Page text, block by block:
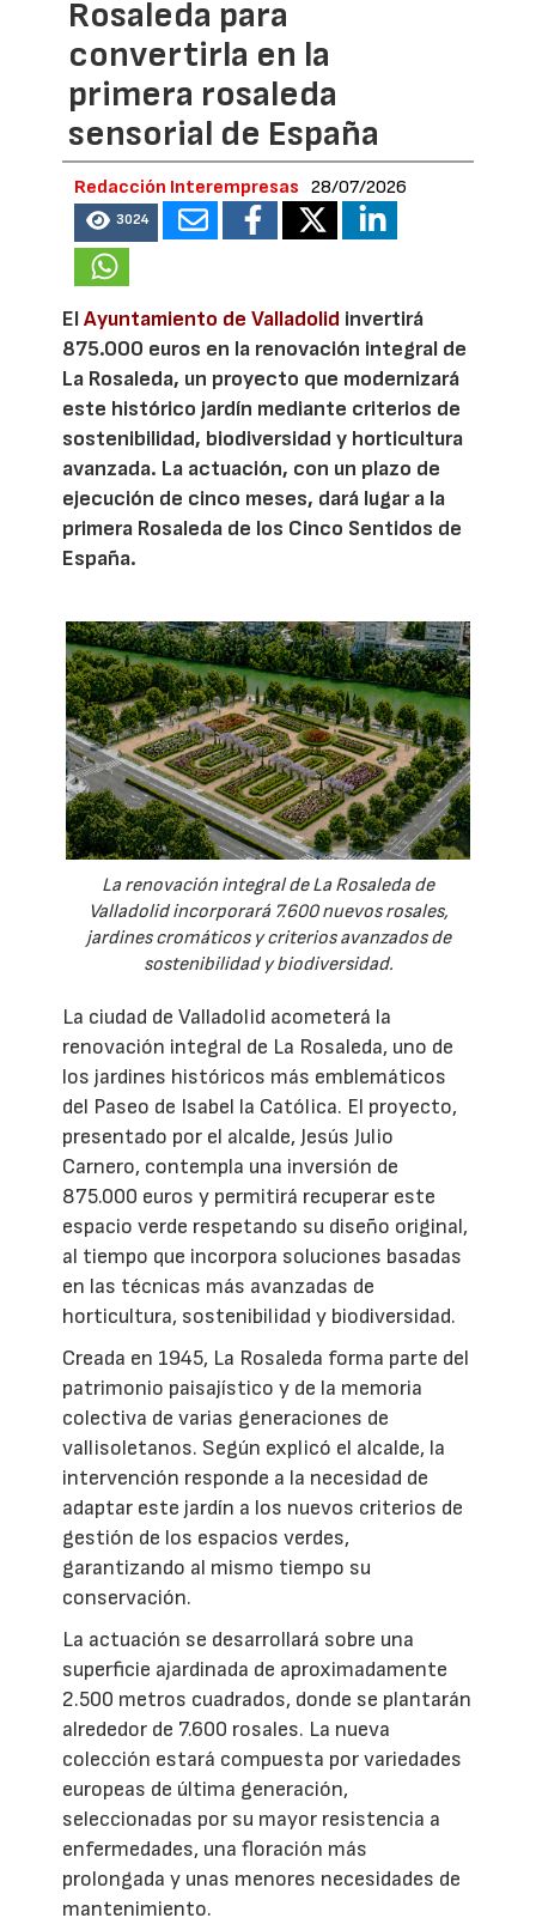
Rosaleda para
convertirla en la
primera rosaleda
sensorial de España
Redacción Interempresas 28/07/2026
3024
ElAyuntamiento de Valladolid invertirá
875.000 euros en la renovación integral de
La Rosaleda, un proyecto que modernizará
este histórico jardín mediante criterios de
sostenibilidad, biodiversidad y horticultura
avanzada. La actuación, con un plazo de
ejecución de cinco meses, dará lugar a la
primera Rosaleda de los Cinco Sentidos de
España.
La renovación integral de La Rosaleda de
Valladolid incorporará 7.600 nuevos rosales,
jardines cromáticos y criterios avanzados de
sostenibilidad y biodiversidad.
La ciudad de Valladolid acometerá la
renovación integral de La Rosaleda, uno de
los jardines históricos más emblemáticos
del Paseo de Isabel la Católica. El proyecto,
presentado por el alcalde, Jesús Julio
Carnero, contempla una inversión de
875.000 euros y permitirá recuperar este
espacio verde respetando su diseño original,
al tiempo que incorpora soluciones basadas
en las técnicas más avanzadas de
horticultura, sostenibilidad y biodiversidad.
Creada en 1945, La Rosaleda forma parte del
patrimonio paisajístico y de la memoria
colectiva de varias generaciones de
vallisoletanos. Según explicó el alcalde, la
intervención responde a la necesidad de
adaptar este jardín a los nuevos criterios de
gestión de los espacios verdes,
garantizando al mismo tiempo su
conservación.
La actuación se desarrollará sobre una
superficie ajardinada de aproximadamente
2.500 metros cuadrados, donde se plantarán
alrededor de 7.600 rosales. La nueva
colección estará compuesta por variedades
europeas de última generación,
seleccionadas por su mayor resistencia a
enfermedades, una floración más
prolongada y unas menores necesidades de
mantenimiento.